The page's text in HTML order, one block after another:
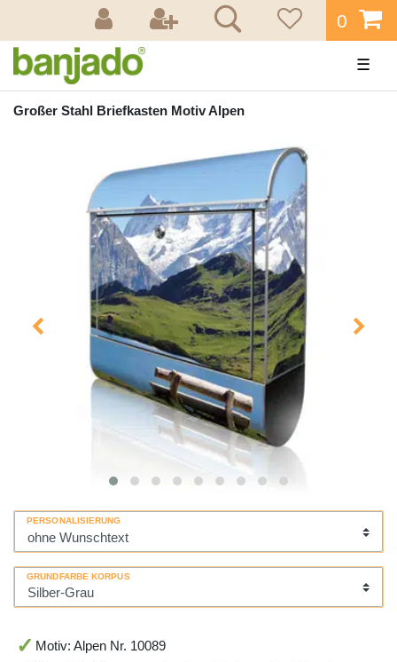
0
☰
Großer Stahl Briefkasten Motiv Alpen
PERSONALISIERUNG
GRUNDFARBE KORPUS
Motiv: Alpen Nr. 10089